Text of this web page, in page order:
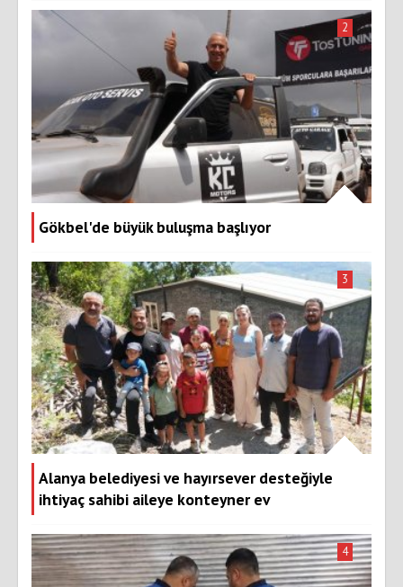
Gökbel'de büyük buluşma başlıyor
2
Alanya belediyesi ve hayırsever desteğiyle
ihtiyaç sahibi aileye konteyner ev
3
4